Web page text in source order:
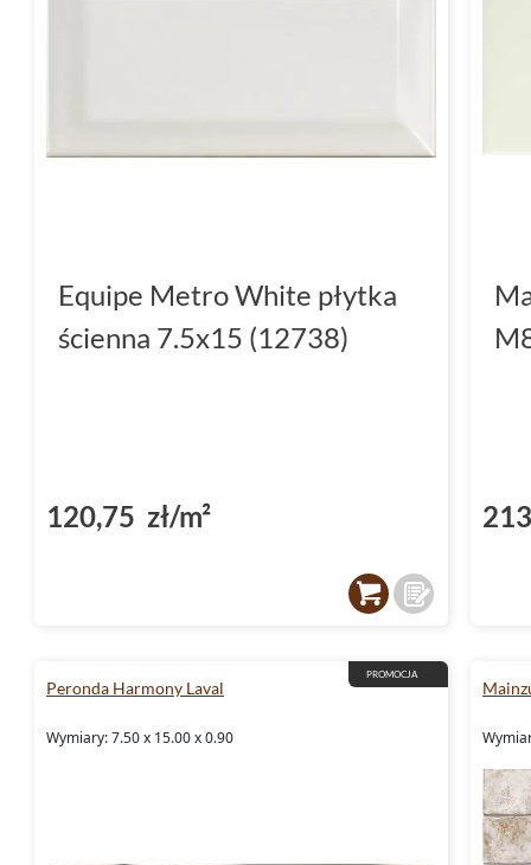
Equipe Metro White płytka
ścienna 7.5x15 (12738)
120,75 zł/m²
PROMOCJA
Peronda Harmony Laval
Wymiary: 7.50 x 15.00 x 0.90